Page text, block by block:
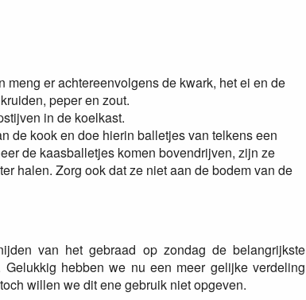
meng er achtereenvolgens de kwark, het ei en de
peper en zout.
in de koelkast.
de kook en doe hierin balletjes van telkens een
de kaasballetjes komen bovendrijven, zijn ze
halen. Zorg ook dat ze niet aan de bodem van de
van het gebraad op zondag de belangrijkste
hebben we nu een meer gelijke verdeling
willen we dit ene gebruik niet opgeven.